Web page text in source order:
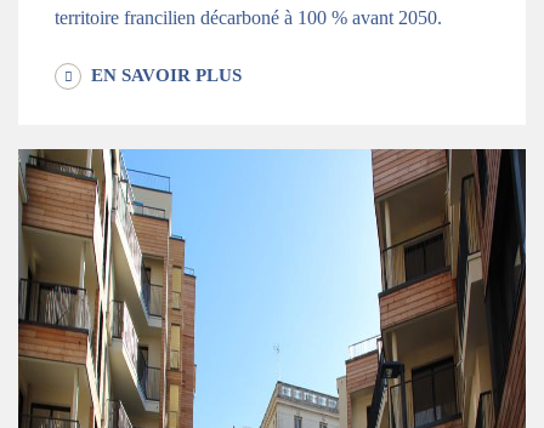
territoire francilien décarboné à 100 % avant 2050.
EN SAVOIR PLUS